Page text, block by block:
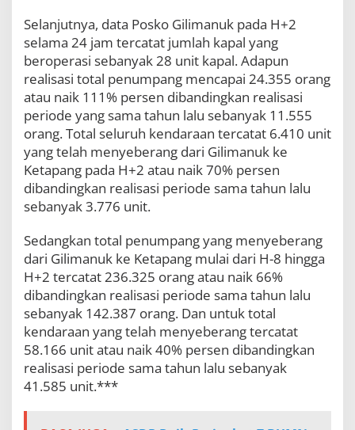
Selanjutnya, data Posko Gilimanuk pada H+2
selama 24 jam tercatat jumlah kapal yang
beroperasi sebanyak 28 unit kapal. Adapun
realisasi total penumpang mencapai 24.355 orang
atau naik 111% persen dibandingkan realisasi
periode yang sama tahun lalu sebanyak 11.555
orang. Total seluruh kendaraan tercatat 6.410 unit
yang telah menyeberang dari Gilimanuk ke
Ketapang pada H+2 atau naik 70% persen
dibandingkan realisasi periode sama tahun lalu
sebanyak 3.776 unit.
Sedangkan total penumpang yang menyeberang
dari Gilimanuk ke Ketapang mulai dari H-8 hingga
H+2 tercatat 236.325 orang atau naik 66%
dibandingkan realisasi periode sama tahun lalu
sebanyak 142.387 orang. Dan untuk total
kendaraan yang telah menyeberang tercatat
58.166 unit atau naik 40% persen dibandingkan
realisasi periode sama tahun lalu sebanyak
41.585 unit.***